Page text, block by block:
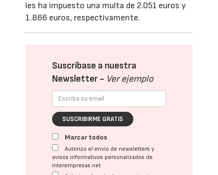
les ha impuesto una multa de 2.051 euros y
1.866 euros, respectivamente.
Suscríbase a nuestra
Newsletter - Ver ejemplo
SUSCRIBIRME GRATIS
Marcar todos
Autorizo el envío de newsletters y
avisos informativos personalizados de
interempresas.net